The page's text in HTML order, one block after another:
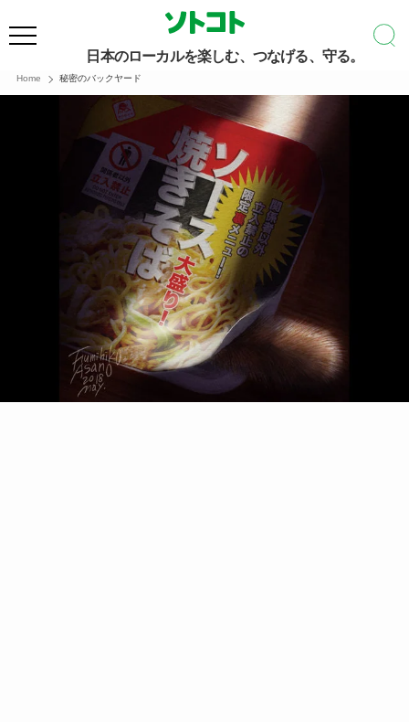
日本のローカルを楽しむ、つなげる、守る。
Home 秘密のバックヤード